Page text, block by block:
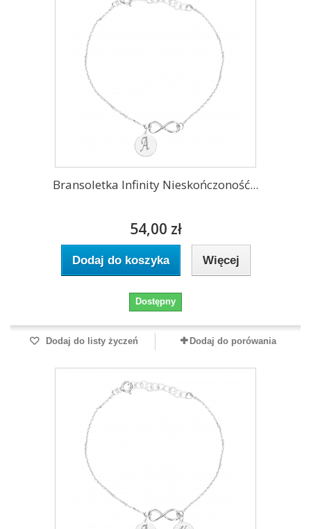
Bransoletka Infinity Nieskończoność...
54,00 zł
Dodaj do koszyka Więcej
Dostępny
Dodaj do listy życzeń Dodaj do porówania